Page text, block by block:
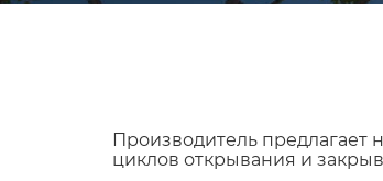
Производитель предлагает
циклов открывания и